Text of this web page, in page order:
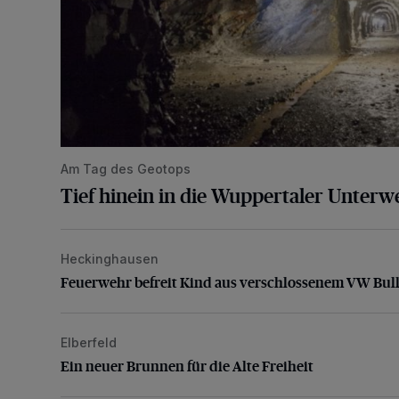
Am Tag des Geotops
Tief hinein in die Wuppertaler
Feuerwehr befreit Kind aus verschlossenem VW Bulli
Heckinghausen
Feuerwehr befreit Kind aus verschlossenem VW
Ein neuer Brunnen für die Alte Freiheit
Elberfeld
Ein neuer Brunnen für die Alte Freiheit